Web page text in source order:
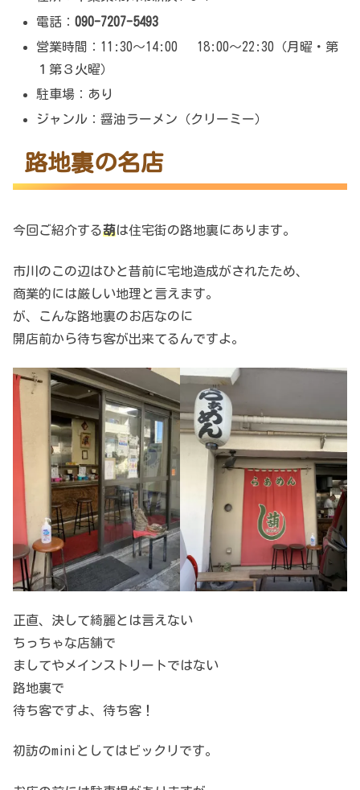
電話：090-7207-5493
営業時間：11:30～14:00 18:00～22:30（月曜・第
１第３火曜）
駐車場：あり
ジャンル：醤油ラーメン（クリーミー）
路地裏の名店
今回ご紹介する葫は住宅街の路地裏にあります。
市川のこの辺はひと昔前に宅地造成がされたため、
商業的には厳しい地理と言えます。
が、こんな路地裏のお店なのに
開店前から待ち客が出来てるんですよ。
正直、決して綺麗とは言えない
ちっちゃな店舗で
ましてやメインストリートではない
路地裏で
待ち客ですよ、待ち客！
初訪のminiとしてはビックリです。